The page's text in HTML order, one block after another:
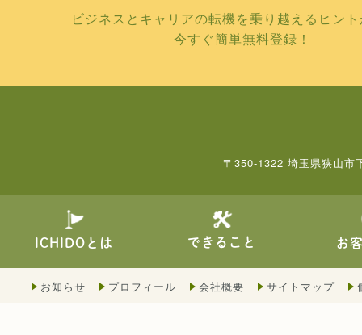
ビジネスとキャリアの転機を乗り越えるヒン
今すぐ簡単無料登録！
〒350-1322 埼玉県狭山市
ICHIDOとは できること お
お知らせ プロフィール 会社概要 サイトマップ